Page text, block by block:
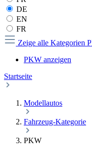
DE
EN
FR
Zeige alle Kategorien
PKW anzeigen
Startseite
Modellautos
Fahrzeug-Kategorie
PKW